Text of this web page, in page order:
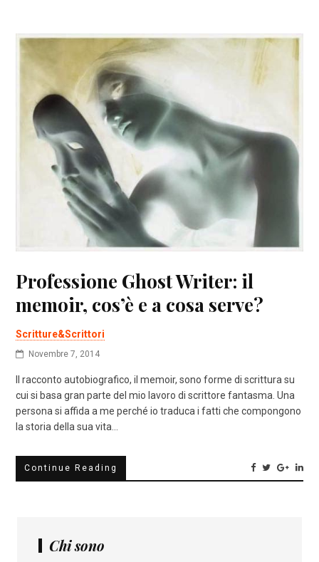
Professione Ghost Writer: il
memoir, cos’è e a cosa serve?
Scritture&Scrittori
Novembre 7, 2014
Il racconto autobiografico, il memoir, sono forme di scrittura su
cui si basa gran parte del mio lavoro di scrittore fantasma. Una
persona si affida a me perché io traduca i fatti che compongono
la storia della sua vita…
Continue Reading
Chi sono